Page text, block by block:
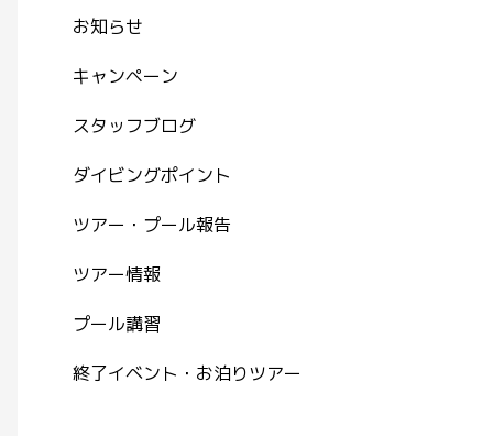
お知らせ
キャンペーン
スタッフブログ
ダイビングポイント
ツアー・プール報告
ツアー情報
プール講習
終了イベント・お泊りツアー